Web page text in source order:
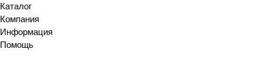
Каталог
Компания
Информация
Помощь